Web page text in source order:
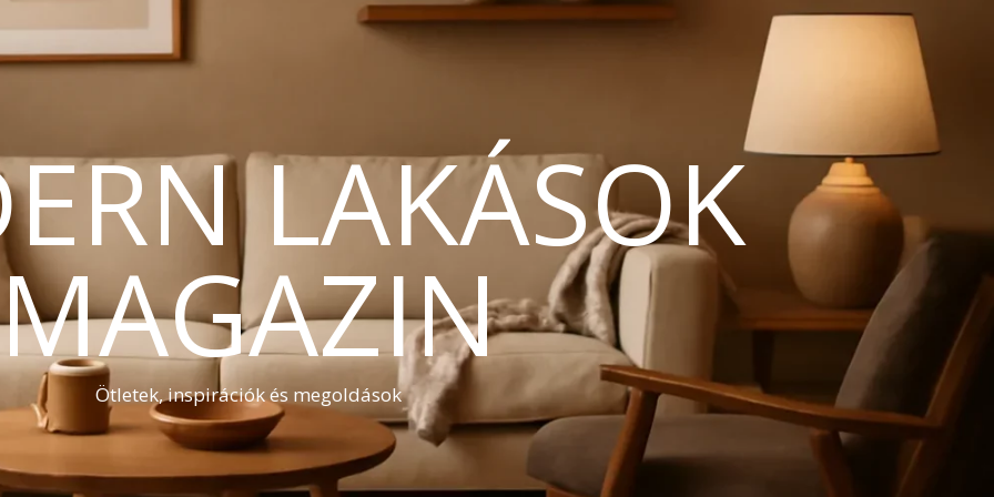
LAKÁSOK
MAGAZIN
Ötletek, inspirációk és megoldások